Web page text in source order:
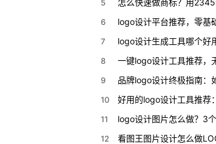
5 怎么快速做商标？用
6 logo设计平台推荐，零基
7
8 一键logo设计工具推荐，
9 品牌logo设计终极指南：
10 好用的logo设计工具推荐
11 logo设计图片怎么做？3
12 看图王图片设计怎么做